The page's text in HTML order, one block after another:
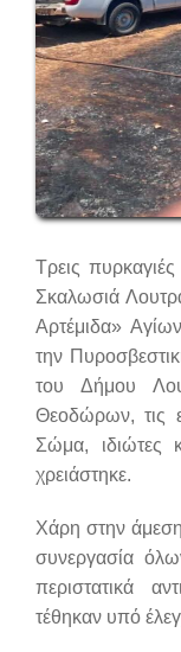
Τρεις
Σκαλωσιά
Αρτέμιδα»
την
του Δήμου
Θεοδώρων, τις
Σώμα, ιδιώτες
χρειάστηκε.
Χάρη στην
συνεργασία
περιστατικά
τέθηκαν υπό